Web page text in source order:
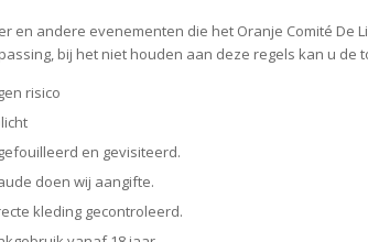
en andere evenementen die het Oranje Comité De
bij het niet houden aan deze regels kan u de
risico
en gevisiteerd.
doen wij aangifte.
kleding gecontroleerd.